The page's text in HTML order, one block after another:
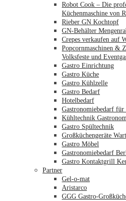
Robot Cook – Die
Küchenmaschine von
Rieber GN Kochtopf
GN-Behälter
Crepes verkaufen auf
Popcornmaschinen &
Volksfeste und
Gastro Einrichtung
Gastro Küche
Gastro Kühlzelle
Gastro Bedarf
Hotelbedarf
Gastronomiebedarf
Kühltechnik
Gastro Spültechnik
Großküchengeräte
Gastro Möbel
Gastronomiebedarf
Gastro Kontaktgrill
Partner
Gel-o-mat
Aristarco
GGG Gastro-